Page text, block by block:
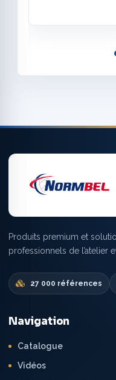
Produits premium et
professionnels de l’atelier
27 000 références
Navigation
Catalogue
Vidéos